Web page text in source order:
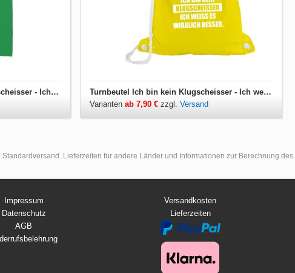
Kinder T-Shirt Ich bin kein Klugscheisser - Ich weiss es wirklich besser
Turnbeutel Ich bin kein Klugscheisser - Ich weiss es wirklich besser
Varianten ab 7,90 €zzgl. Versand
Lieferzeiten für andere Länder und Informationen zur Berechnung
Impressum
Datenschutz
AGB
Versandkosten
Lieferzeiten